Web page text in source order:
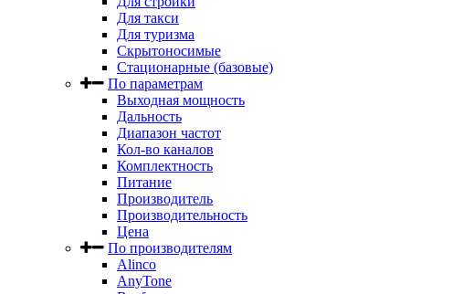
Для такси
Для туризма
Скрытоносимые
Стационарные (базовые)
По параметрам
Выходная мощность
Дальность
Диапазон частот
Кол-во каналов
Комплектность
Питание
Производитель
Производительность
Цена
По производителям
Alinco
AnyTone